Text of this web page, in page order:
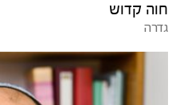
חוה קדוש
גדרה